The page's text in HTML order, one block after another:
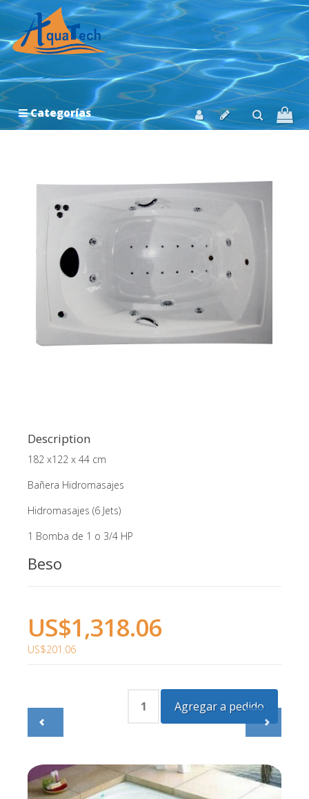
Categorías
Description
182 x122 x 44 cm
Bañera Hidromasajes
Hidromasajes (6 Jets)
1 Bomba de 1 o 3/4 HP
Beso
US$1,318.06
US$201.06